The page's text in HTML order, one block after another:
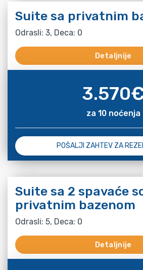
Suite sa privatnim
Odrasli: 3, Deca: 0
Detaljnije
3.570
za 10 noćenja
POŠALJI ZAHTEV ZA
Suite sa 2 spavaće
privatnim bazenom
Odrasli: 5, Deca: 0
Detaljnije